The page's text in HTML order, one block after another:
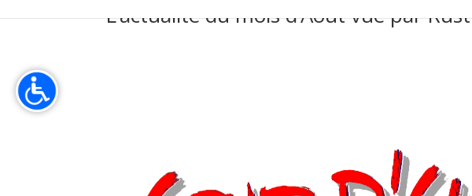
L’actualité du mois d’Août vue par Rust